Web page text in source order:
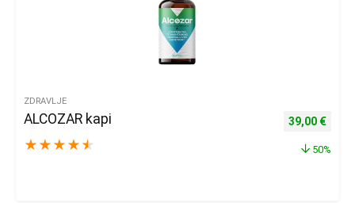
ZDRAVLJE
ALCOZAR kapi
★ ★ ★ ★ ★
Izvorna
39,00 €
50%